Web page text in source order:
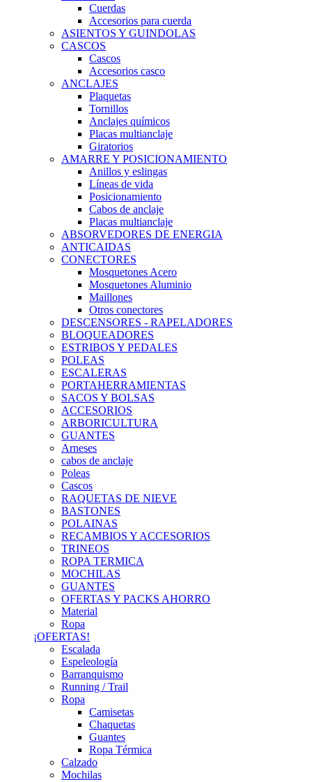
Cuerdas
Accesorios para cuerda
ASIENTOS Y GUINDOLAS
CASCOS
Cascos
Accesorios casco
ANCLAJES
Plaquetas
Tornillos
Anclajes químicos
Placas multianclaje
Giratorios
AMARRE Y POSICIONAMIENTO
Anillos y eslingas
Líneas de vida
Posicionamiento
Cabos de anclaje
Placas multianclaje
ABSORVEDORES DE ENERGIA
ANTICAIDAS
CONECTORES
Mosquetones Acero
Mosquetones Aluminio
Maillones
Otros conectores
DESCENSORES - RAPELADORES
BLOQUEADORES
ESTRIBOS Y PEDALES
POLEAS
ESCALERAS
PORTAHERRAMIENTAS
SACOS Y BOLSAS
ACCESORIOS
ARBORICULTURA
GUANTES
Arneses
cabos de anclaje
Poleas
Cascos
RAQUETAS DE NIEVE
BASTONES
POLAINAS
RECAMBIOS Y ACCESORIOS
TRINEOS
ROPA TERMICA
MOCHILAS
GUANTES
OFERTAS Y PACKS AHORRO
Material
Ropa
¡OFERTAS!
Escalada
Espeleología
Barranquismo
Running / Trail
Ropa
Camisetas
Chaquetas
Guantes
Ropa Térmica
Calzado
Mochilas